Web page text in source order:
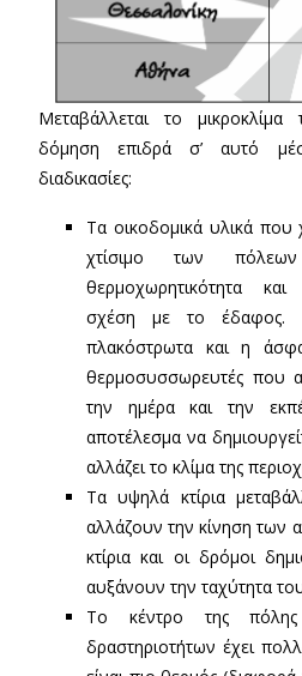
Μεταβάλλεται το
δόμηση επιδρά σ’ αυτό
διαδικασίες:
Τα οικοδομικά υλικά που
χτίσιμο των
θερμοχωρητικότητα
σχέση με το έδαφος.
πλακόστρωτα και η
θερμοσυσσωρευτές που
την ημέρα και την
αποτέλεσμα να
αλλάζει το κλίμα της
Τα υψηλά κτίρια
αλλάζουν την κίνηση των
κτίρια και οι δρόμοι
αυξάνουν την ταχύτητα
Το κέντρο της
δραστηριοτήτων έχει